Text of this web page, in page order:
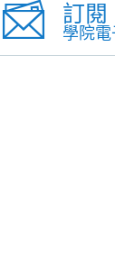
訂閱
學院